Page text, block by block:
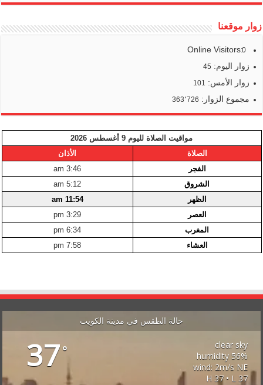
زوار موقعنا
Online Visitors:
0
زوار اليوم: 45
زوار الأمس: 101
مجموع الزوار: 363٬726
مواقيت الصلاة لليوم 9 أغسطس 2026
الصلاة
الأذان
الفجر
3:46 am
الشروق
5:12 am
الظهر
11:54 am
العصر
3:29 pm
المغرب
6:34 pm
العشاء
7:58 pm
حالة الطقس في مدينة الكويت
37°
clear sky
56% humidity
wind: 2m/s NE
H 37 • L 37